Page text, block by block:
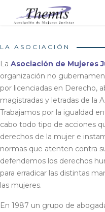
LA ASOCIACIÓN
La Asociación de Mujeres
organización no
por licenciadas en Derecho,
magistradas y letradas de la
Trabajamos por la igualdad
cabo todo tipo de acciones
derechos de la mujer e
normas que atenten contra
defendemos los derechos
para erradicar las distintas
las mujeres.
En 1987 un grupo de